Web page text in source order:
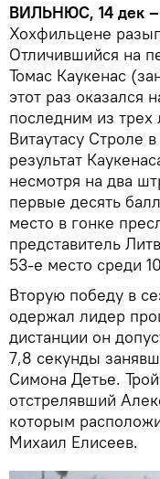
ВИЛЬНЮС, 14 дек
Хохфильцене
Отличившийся на
Томас Каукенас
этот раз оказался
последним из трех
Витаутасу Строле
результат
несмотря на два
первые десять
место в гонке
представитель
53-е место среди
Вторую победу в
одержал лидер
дистанции он
7,8 секунды
Симона Детье.
отстрелявший
которым
Михаил Елисеев.